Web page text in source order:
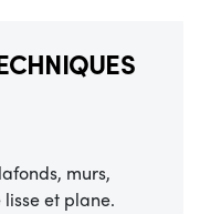
murs,
et plane.